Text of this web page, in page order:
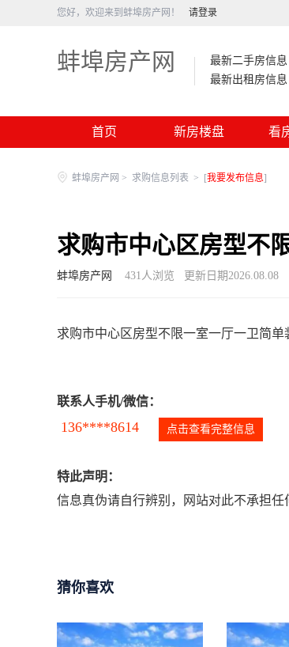
您好，欢迎来到蚌埠房产网！ 请登录
蚌埠房产网
最新二手房信息
最新出租房信息
首页 新房楼盘 看
蚌埠房产网 > 求购信息列表 > [我要发布信息]
求购市中心区房型不
蚌埠房产网 431人浏览 更新日期2026.08.08
求购市中心区房型不限一室一厅一卫简单
联系人手机/微信：
136****8614 点击查看完整信息
特此声明：
信息真伪请自行辨别，网站对此不承担
猜你喜欢